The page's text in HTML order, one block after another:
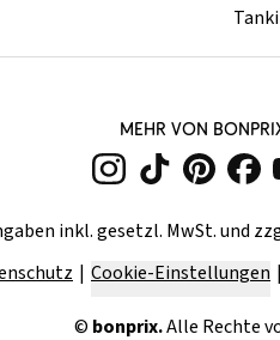
MEHR VON
inkl. gesetzl. MwSt. und
Cookie-Einstellungen
© bonprix.Alle Rechte